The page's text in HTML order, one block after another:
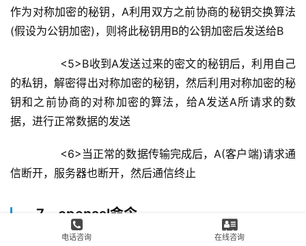
作为对称加密的秘钥，A利用双方之前协商的秘钥交换算法
(假设为公钥加密)，则将此秘钥用B的公钥加密后发送给B
<5>B收到A发送过来的密文的秘钥后，利用自己
的私钥，解密得出对称加密的秘钥，然后利用对称加密的秘
钥和之前协商的对称加密的算法，给A发送A所请求的数
据，进行正常数据的发送
<6>当正常的数据传输完成后，A(客户端)请求通
信断开，服务器也断开，然后通信终止
7、openssl命令
电话咨询 在线咨询